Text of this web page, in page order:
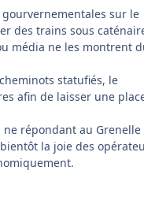
sur le
des trains sous
média ne les montrent
statufiés, le
afin de laisser une
ne répondant au Grenelle
la joie des